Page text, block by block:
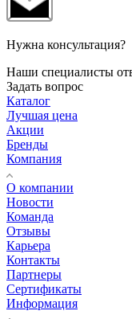
Нужна консультация?
Наши специалисты
Задать вопрос
Каталог
Лучшая цена
Акции
Бренды
Компания
О компании
Новости
Команда
Отзывы
Карьера
Контакты
Партнеры
Сертификаты
Информация